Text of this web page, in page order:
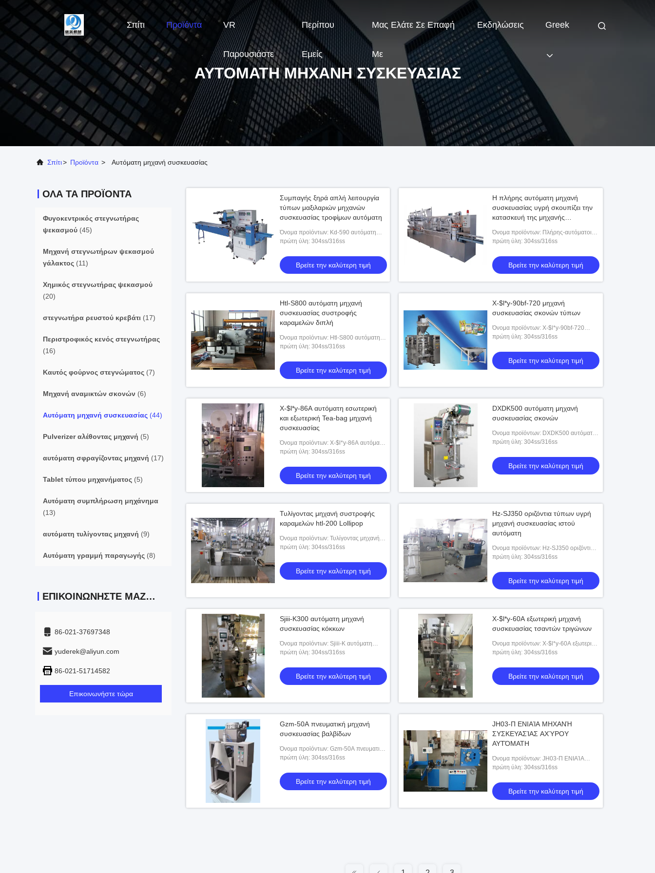
Σπίτι Προϊόντα VR
Παρουσιάστε
Περίπου
Εμείς
Μας Ελάτε Σε Επαφή
Με
Εκδηλώσεις Greek
ΑΥΤΌΜΑΤΗ ΜΗΧΑΝΉ ΣΥΣΚΕΥΑΣΊΑΣ
Σπίτι> Προϊόντα > Αυτόματη μηχανή συσκευασίας
ΌΛΑ ΤΑ ΠΡΟΪΌΝΤΑ
Φυγοκεντρικός στεγνωτήρας
ψεκασμού (45)
Μηχανή στεγνωτήρων ψεκασμού
γάλακτος (11)
Χημικός στεγνωτήρας ψεκασμού
(20)
στεγνωτήρα ρευστού κρεβάτι (17)
Περιστροφικός κενός στεγνωτήρας
(16)
Καυτός φούρνος στεγνώματος (7)
Μηχανή αναμικτών σκονών (6)
Αυτόματη μηχανή συσκευασίας (44)
Pulverizer αλέθοντας μηχανή (5)
αυτόματη σφραγίζοντας μηχανή (17)
Tablet τύπου μηχανήματος (5)
Αυτόματη συμπλήρωση μηχάνημα
(13)
αυτόματη τυλίγοντας μηχανή (9)
Αυτόματη γραμμή παραγωγής (8)
ΕΠΙΚΟΙΝΩΝΉΣΤΕ ΜΑΖΊ ΜΑΣ
86-021-37697348
yuderek@aliyun.com
86-021-51714582
Επικοινωνήστε τώρα
Συμπαγής ξηρά απλή λειτουργία
τύπων μαξιλαριών μηχανών
συσκευασίας τροφίμων αυτόματη
Όνομα προϊόντων: Kd-590 αυτόματη
μηχανή συσκευασίας μαξιλάρι-τύπων
πρώτη ύλη: 304ss/316ss
Βρείτε την καλύτερη τιμή
Η πλήρης αυτόματη μηχανή
συσκευασίας υγρή σκουπίζει την
κατασκευή της μηχανής
Όνομα προϊόντων: Πλήρης-αυτόματοι
υγροί ιστοί jy-Z80 που διπλώνουν τη
πρώτη ύλη: 304ss/316ss
Βρείτε την καλύτερη τιμή
Htl-S800 αυτόματη μηχανή
συσκευασίας συστροφής
καραμελών διπλή
Όνομα προϊόντων: Htl-S800 αυτόματη
μηχανή συσκευασίας συστροφής
πρώτη ύλη: 304ss/316ss
Βρείτε την καλύτερη τιμή
X-$l*y-90bf-720 μηχανή
συσκευασίας σκονών τύπων
Όνομα προϊόντων: X-$l*y-90bf-720
μηχανή συσκευασίας σκονών τύπων
πρώτη ύλη: 304ss/316ss
Βρείτε την καλύτερη τιμή
X-$l*y-86A αυτόματη εσωτερική
και εξωτερική Tea-bag μηχανή
συσκευασίας
Όνομα προϊόντων: X-$l*y-86A αυτόματη
εσωτερική και εξωτερική Tea-bag μηχανή
πρώτη ύλη: 304ss/316ss
Βρείτε την καλύτερη τιμή
DXDK500 αυτόματη μηχανή
συσκευασίας σκονών
Όνομα προϊόντων: DXDK500 αυτόματη
μηχανή συσκευασίας σκονών
πρώτη ύλη: 304ss/316ss
Βρείτε την καλύτερη τιμή
Τυλίγοντας μηχανή συστροφής
καραμελών htl-200 Lollipop
Όνομα προϊόντων: Τυλίγοντας μηχανή
συστροφής καραμελών htl-200 Lollipop
πρώτη ύλη: 304ss/316ss
Βρείτε την καλύτερη τιμή
Hz-SJ350 οριζόντια τύπων υγρή
μηχανή συσκευασίας ιστού
αυτόματη
Όνομα προϊόντων: Hz-SJ350 οριζόντια
τύπων υγρή μηχανή συσκευασίας ιστού
πρώτη ύλη: 304ss/316ss
Βρείτε την καλύτερη τιμή
Sjiii-K300 αυτόματη μηχανή
συσκευασίας κόκκων
Όνομα προϊόντων: Sjiii-Κ αυτόματη
κοκκώδης μηχανή συσκευασίας σειράς
πρώτη ύλη: 304ss/316ss
Βρείτε την καλύτερη τιμή
X-$l*y-60A εξωτερική μηχανή
συσκευασίας τσαντών τριγώνων
Όνομα προϊόντων: X-$l*y-60A εξωτερική
μηχανή συσκευασίας τσαντών τριγώνων
πρώτη ύλη: 304ss/316ss
Βρείτε την καλύτερη τιμή
Gzm-50A πνευματική μηχανή
συσκευασίας βαλβίδων
Όνομα προϊόντων: Gzm-50A πνευματική
μηχανή συσκευασίας βαλβίδων
πρώτη ύλη: 304ss/316ss
Βρείτε την καλύτερη τιμή
JH03-Π ΕΝΙΑΊΑ ΜΗΧΑΝΉ
ΣΥΣΚΕΥΑΣΊΑΣ ΑΧΎΡΟΥ
ΑΥΤΌΜΑΤΗ
Όνομα προϊόντων: JH03-Π ΕΝΙΑΊΑ
ΜΗΧΑΝΉ ΣΥΣΚΕΥΑΣΊΑΣ ΑΧΎΡΟΥ
πρώτη ύλη: 304ss/316ss
Βρείτε την καλύτερη τιμή